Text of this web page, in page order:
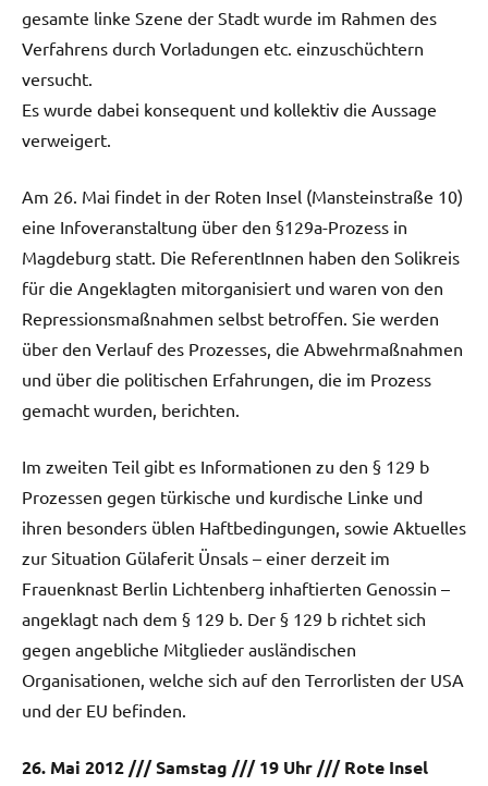
gesamte linke Szene der Stadt wurde im Rahmen des
Verfahrens durch Vorladungen etc. einzuschüchtern
versucht.
Es wurde dabei konsequent und kollektiv die Aussage
verweigert.
Am 26. Mai findet in der Roten Insel (Mansteinstraße 10)
eine Infoveranstaltung über den §129a-Prozess in
Magdeburg statt. Die ReferentInnen haben den Solikreis
für die Angeklagten mitorganisiert und waren von den
Repressionsmaßnahmen selbst betroffen. Sie werden
über den Verlauf des Prozesses, die Abwehrmaßnahmen
und über die politischen Erfahrungen, die im Prozess
gemacht wurden, berichten.
Im zweiten Teil gibt es Informationen zu den § 129 b
Prozessen gegen türkische und kurdische Linke und
ihren besonders üblen Haftbedingungen, sowie Aktuelles
zur Situation Gülaferit Ünsals – einer derzeit im
Frauenknast Berlin Lichtenberg inhaftierten Genossin –
angeklagt nach dem § 129 b. Der § 129 b richtet sich
gegen angebliche Mitglieder ausländischen
Organisationen, welche sich auf den Terrorlisten der USA
und der EU befinden.
26. Mai 2012 /// Samstag /// 19 Uhr /// Rote Insel